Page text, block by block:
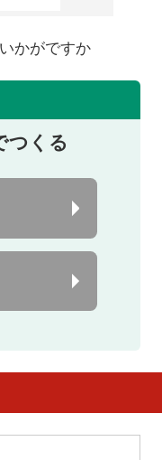
かがですか
つくる